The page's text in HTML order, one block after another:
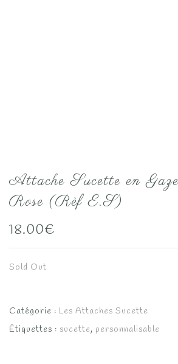
Attache Sucette en
Rose (Rèf E.S)
18.00€
Sold Out
Catégorie : Les Attaches Sucette
Étiquettes : sucette, personnalisable